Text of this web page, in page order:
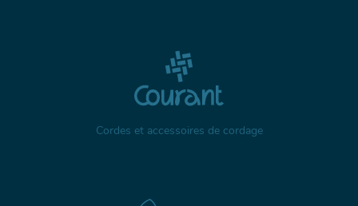
Cordes et accessoires de cordage